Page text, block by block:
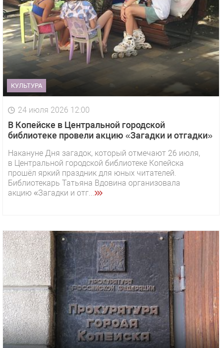
КУЛЬТУРА
24 июля 2026 12:00
В Копейске в Центральной городской
библиотеке провели акцию «Загадки и отгадки»
Накануне Дня загадок, который отмечают 26 июля,
в Центральной городской библиотеке Копейска
прошёл яркий праздник для юных читателей.
Библиотекарь Татьяна Вдовина организовала
акцию «Загадки и отг...